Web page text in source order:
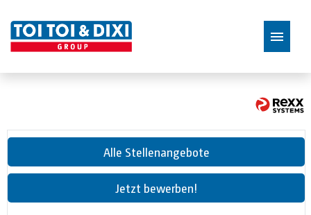
Alle Stellenangebote
Jetzt bewerben!